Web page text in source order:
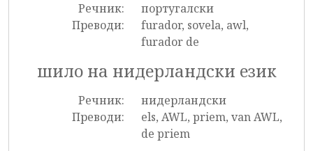
Речник:
португалски
Преводи:
furador, sovela, awl,
furador de
шило на нидерландски език
Речник:
нидерландски
Преводи:
els, AWL, priem, van AWL,
de priem